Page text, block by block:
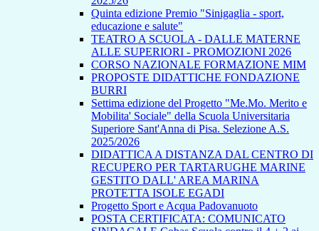
Quinta edizione Premio "Sinigaglia - sport,
educazione e salute"
TEATRO A SCUOLA - DALLE MATERNE
ALLE SUPERIORI - PROMOZIONI 2026
CORSO NAZIONALE FORMAZIONE MIM
PROPOSTE DIDATTICHE FONDAZIONE
BURRI
Settima edizione del Progetto "Me.Mo. Merito e
Mobilita' Sociale" della Scuola Universitaria
Superiore Sant'Anna di Pisa. Selezione A.S.
2025/2026
DIDATTICA A DISTANZA DAL CENTRO DI
RECUPERO PER TARTARUGHE MARINE
GESTITO DALL' AREA MARINA
PROTETTA ISOLE EGADI
Progetto Sport e Acqua Padovanuoto
POSTA CERTIFICATA: COMUNICATO